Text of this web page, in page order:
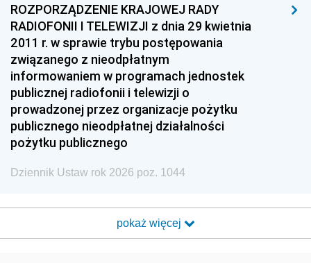
ROZPORZĄDZENIE KRAJOWEJ RADY
RADIOFONII I TELEWIZJI z dnia 29 kwietnia
2011 r. w sprawie trybu postępowania
związanego z nieodpłatnym
informowaniem w programach jednostek
publicznej radiofonii i telewizji o
prowadzonej przez organizacje pożytku
publicznego nieodpłatnej działalności
pożytku publicznego
Dziennik Ustaw rok 2026 poz. 1044
pokaż więcej